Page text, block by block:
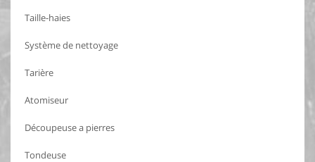
Taille-haies
Système de nettoyage
Tarière
Atomiseur
Découpeuse a pierres
Tondeuse